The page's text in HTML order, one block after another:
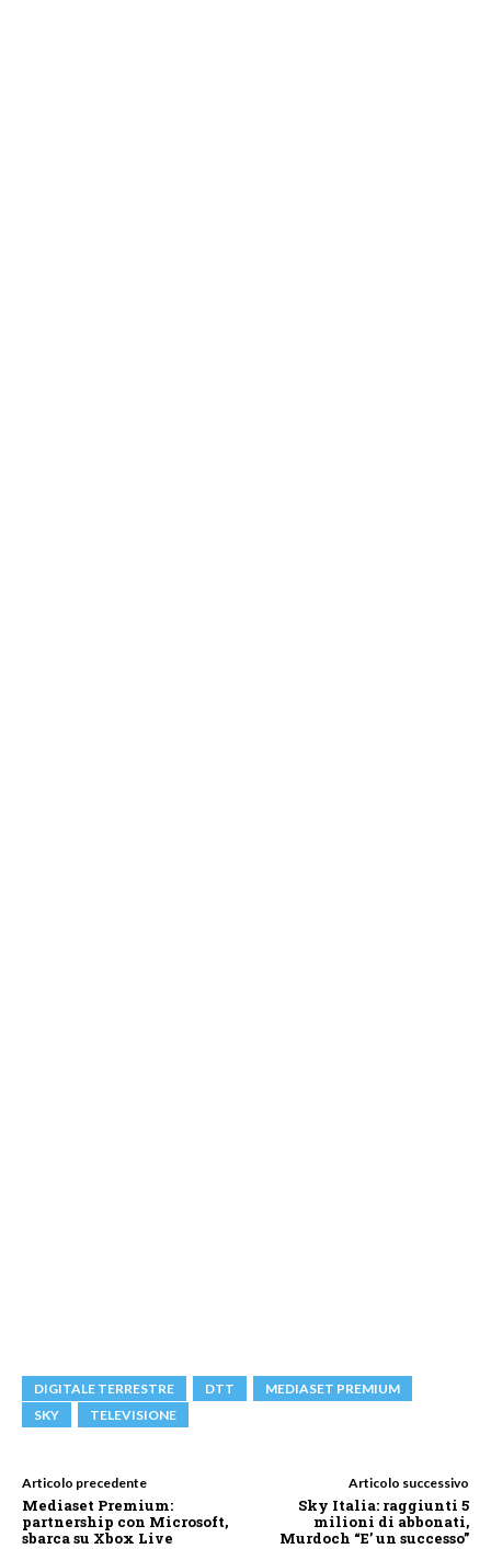
DIGITALE TERRESTRE DTT
MEDIASET PREMIUM
SKY
TELEVISIONE
Articolo precedente
Mediaset Premium:
partnership con Microsoft,
sbarca su Xbox Live
Articolo successivo
Sky Italia: raggiunti 5
milioni di abbonati,
Murdoch “E’ un successo”